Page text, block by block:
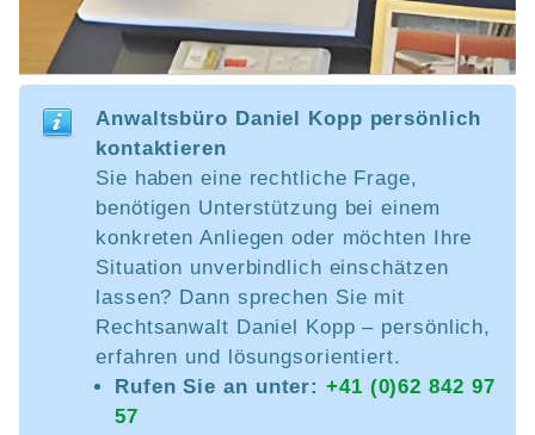
Anwaltsbüro Daniel Kopp persönlich
kontaktieren
Sie haben eine rechtliche Frage,
benötigen Unterstützung bei einem
konkreten Anliegen oder möchten Ihre
Situation unverbindlich einschätzen
lassen? Dann sprechen Sie mit
Rechtsanwalt Daniel Kopp – persönlich,
erfahren und lösungsorientiert.
Rufen Sie an unter: +41 (0)62 842 97
57